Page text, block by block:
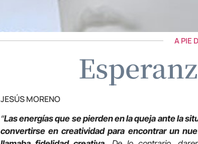
A PIE
JESÚS MORENO
“Las energías que se pierden en la queja ante la
convertirse en creatividad para encontrar un